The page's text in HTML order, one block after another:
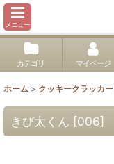
メニュー
カテゴリ マイページ
ホーム > クッキークラッカー
きび太くん [006]